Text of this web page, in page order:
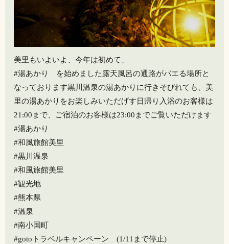
美里もいよいよ、今年は初めて、
#湯あかり を始めました露天風呂の通路がバエる場所と
なっております黒川温泉の湯あかりに行きそびれても、美
里の湯あかりをお楽しみいただげす日帰り入浴のお客様は
21:00まで、ご宿泊のお客様は23:00までご覧いただけます
#湯あかり
#和風旅館美里
#黒川温泉
#和風旅館美里
#観光地
#熊本県
#温泉
#南小国町
#gotoトラベルキャンペーン (1/11まで停止)